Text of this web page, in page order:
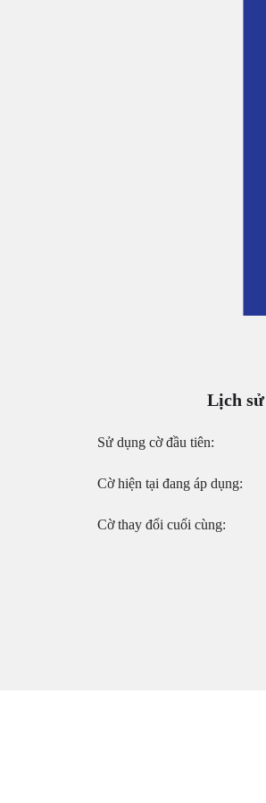
Lịch sử
Sử dụng cờ đầu tiên:
Cờ hiện tại đang áp dụng:
Cờ thay đổi cuối cùng: